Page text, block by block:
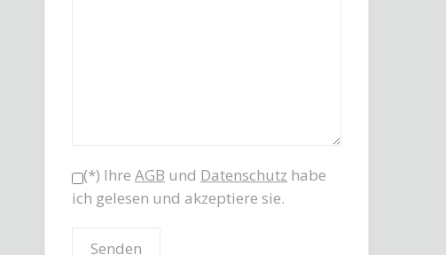
(*) Ihre AGB und Datenschutz habe
ich gelesen und akzeptiere sie.